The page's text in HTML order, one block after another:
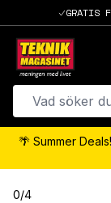
GRATIS
🌴 Summer
0/4